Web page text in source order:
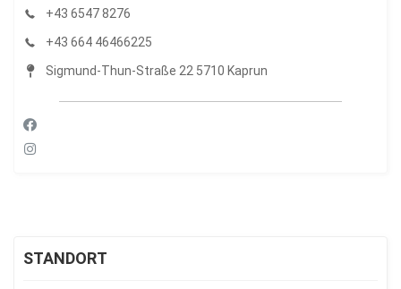
+43 6547 8276
+43 664 46466225
Sigmund-Thun-Straße 22 5710 Kaprun
STANDORT